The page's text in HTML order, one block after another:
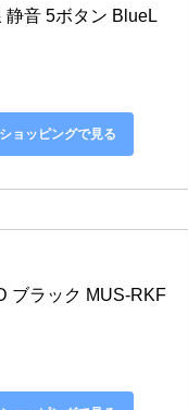
音 5ボタン BlueL
ョッピングで見る
ブラック MUS-RKF